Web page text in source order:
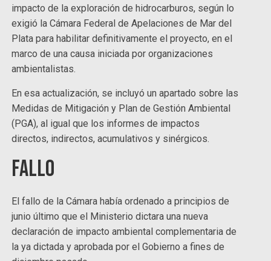
impacto de la exploración de hidrocarburos, según lo
exigió la Cámara Federal de Apelaciones de Mar del
Plata para habilitar definitivamente el proyecto, en el
marco de una causa iniciada por organizaciones
ambientalistas.
En esa actualización, se incluyó un apartado sobre las
Medidas de Mitigación y Plan de Gestión Ambiental
(PGA), al igual que los informes de impactos
directos, indirectos, acumulativos y sinérgicos.
Fallo
El fallo de la Cámara había ordenado a principios de
junio último que el Ministerio dictara una nueva
declaración de impacto ambiental complementaria de
la ya dictada y aprobada por el Gobierno a fines de